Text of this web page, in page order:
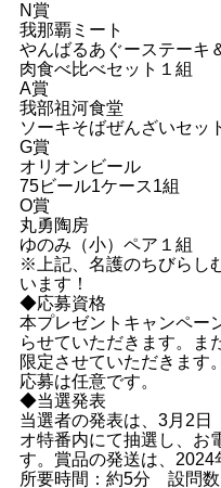
N賞
我那覇ミート
やんばるあぐーステーキ
肉食べ比べセット１組
A賞
我部祖河食堂
ソーキそばぜんざいセッ
G賞
オリオンビール
75ビール1ケース1組
O賞
丸勇陶房
ゆのみ（小）ペア１組
※上記、名護のちびらし
います！
◆応募資格
本プレゼントキャンペー
らせていただきます。ま
限定させていただきます。
応募は任意です。
◆当選発表
当選者の発表は、3月2日
オ特番内にて抽選し、お
す。賞品の発送は、2024
所要時間：約5分 設問数